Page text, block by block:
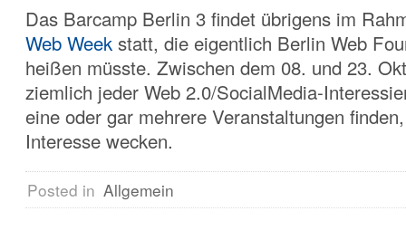
Das Barcamp Berlin 3 findet übrigens im
Web Week statt, die eigentlich Berlin Web
heißen müsste. Zwischen dem 08. und 23.
ziemlich jeder Web 2.0/SocialMedia-
eine oder gar mehrere Veranstaltungen
Interesse wecken.
Posted in Allgemein